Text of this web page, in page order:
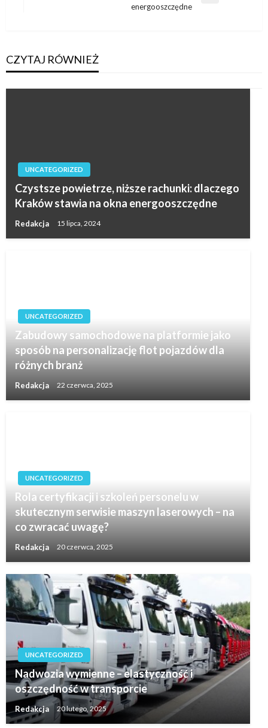
energooszczędne
CZYTAJ RÓWNIEŻ
UNCATEGORIZED
Czystsze powietrze, niższe rachunki: dlaczego
Kraków stawia na okna energooszczędne
Redakcja 15 lipca, 2024
UNCATEGORIZED
Zabudowy samochodowe na platformie jako
sposób na personalizację flot pojazdów dla
różnych branż
Redakcja 22 czerwca, 2025
UNCATEGORIZED
Rola certyfikacji i szkoleń personelu w
skutecznym serwisie maszyn laserowych – na
co zwracać uwagę?
Redakcja 20 czerwca, 2025
UNCATEGORIZED
Nadwozia wymienne – elastyczność i
oszczędność w transporcie
Redakcja 20 lutego, 2025